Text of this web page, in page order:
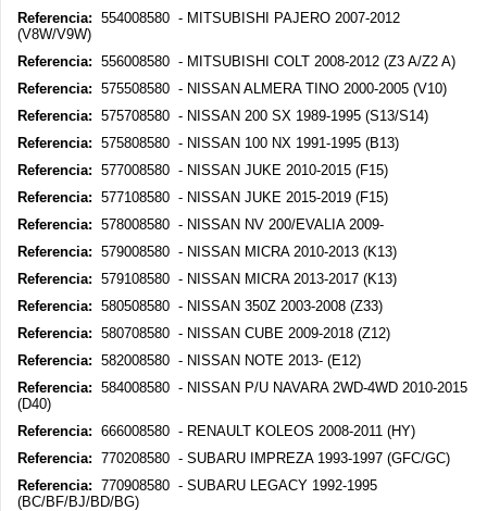
Referencia: 554008580 - MITSUBISHI PAJERO 2007-2012
(V8W/V9W)
Referencia: 556008580 - MITSUBISHI COLT 2008-2012 (Z3 A/Z2 A)
Referencia: 575508580 - NISSAN ALMERA TINO 2000-2005 (V10)
Referencia: 575708580 - NISSAN 200 SX 1989-1995 (S13/S14)
Referencia: 575808580 - NISSAN 100 NX 1991-1995 (B13)
Referencia: 577008580 - NISSAN JUKE 2010-2015 (F15)
Referencia: 577108580 - NISSAN JUKE 2015-2019 (F15)
Referencia: 578008580 - NISSAN NV 200/EVALIA 2009-
Referencia: 579008580 - NISSAN MICRA 2010-2013 (K13)
Referencia: 579108580 - NISSAN MICRA 2013-2017 (K13)
Referencia: 580508580 - NISSAN 350Z 2003-2008 (Z33)
Referencia: 580708580 - NISSAN CUBE 2009-2018 (Z12)
Referencia: 582008580 - NISSAN NOTE 2013- (E12)
Referencia: 584008580 - NISSAN P/U NAVARA 2WD-4WD 2010-2015
(D40)
Referencia: 666008580 - RENAULT KOLEOS 2008-2011 (HY)
Referencia: 770208580 - SUBARU IMPREZA 1993-1997 (GFC/GC)
Referencia: 770908580 - SUBARU LEGACY 1992-1995
(BC/BF/BJ/BD/BG)